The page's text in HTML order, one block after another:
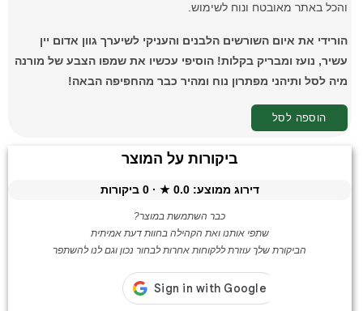
והכל באתר מאובטח ונוח לשימוש.
הורידי את איום השורשים הלבנים והעניקי לשיערך גוון אדום יין
עשיר, נועז ומבריק בקלות! הוסיפי עכשיו את שמפו הצבע של מורנה
מיה לסל ותיהני מפתרון נוח ומהיר כבר מהחפיפה הבאה!
הוספה לסל
ביקורות על המוצר
דירוג ממוצע:0.0
★ ·
0 ביקורות
כבר השתמשת במוצר?
שתפי אותנו ואת הקהילה בחוות דעת אמיתית
הביקורת שלך עוזרת ללקוחות אחרות לבחור נכון וגם לנו להשתפר